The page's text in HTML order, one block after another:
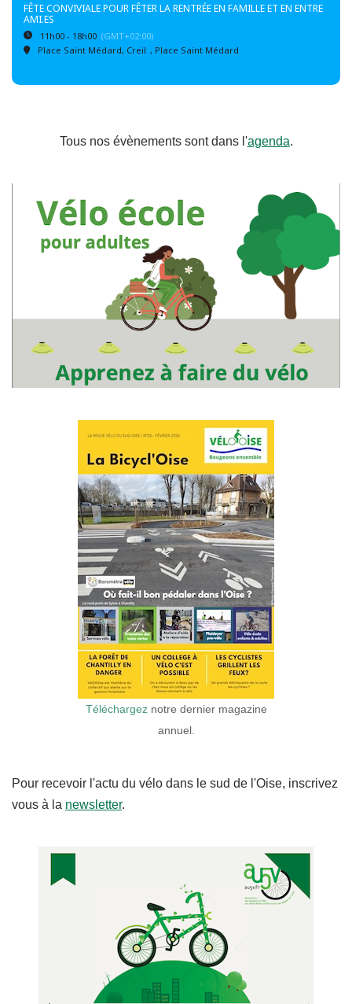
FÊTE CONVIVIALE POUR FÊTER LA RENTRÉE EN FAMILLE ET EN ENTRE
AMI.ES
11h00 - 18h00 (GMT+02:00)
Place Saint Médard, Creil , Place Saint Médard
Tous nos évènements sont dans l'agenda.
Téléchargeznotre dernier magazine
annuel.
Pour recevoir l'actu du vélo dans le sud de l'Oise, inscrivez
vous à la newsletter.